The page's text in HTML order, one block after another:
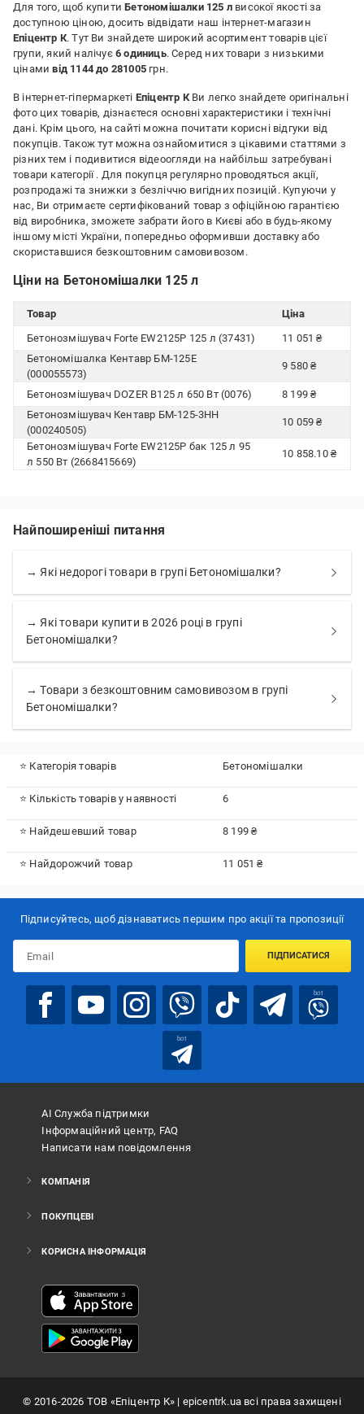
Для того, щоб купитиБетономішалки 125 л високої якості за
доступною ціною, досить відвідати наш інтернет-магазин
Епіцентр К. Тут Ви знайдете широкий асортимент товарів цієї
групи, який налічує 6 одиниць. Серед них товари з низькими
цінамивід 1144 до 281005 грн.
В інтернет-гіпермаркеті Епіцентр КВи легко знайдете оригінальні
фото цих товарів, дізнаєтеся основні характеристики і технічні
дані. Крім цього, на сайті можна почитати корисні відгуки від
покупців. Також тут можна ознайомитися з цікавими статтями з
різних тем і подивитися відеоогляди на найбільш затребувані
товари категорії . Для покупця регулярно проводяться акції,
розпродажі та знижки з безліччю вигідних позицій. Купуючи у
нас, Ви отримаєте сертифікований товар з офіційною гарантією
від виробника, зможете забрати його в Києві або в будь-якому
іншому місті України, попередньо оформивши доставку або
скориставшися безкоштовним самовивозом.
Ціни на Бетономішалки 125 л
Товар
Ціна
Бетонозмішувач Forte EW2125P 125 л (37431)
11 051 ₴
Бетономішалка Кентавр БМ-125Е
(000055573)
9 580 ₴
Бетонозмішувач DOZER В125 л 650 Вт (0076)
8 199 ₴
Бетонозмішувач Кентавр БМ-125-3НН
(000240505)
10 059 ₴
Бетонозмішувач Forte EW2125P бак 125 л 95
л 550 Вт (2668415669)
10 858.10 ₴
Найпоширеніші питання
→ Які недорогі товари в групі Бетономішалки?
→ Які товари купити в 2026 році в групі
Бетономішалки?
→ Товари з безкоштовним самовивозом в групі
Бетономішалки?
⭐ Категорія товарів Бетономішалки
⭐ Кількість товарів у наявності 6
⭐ Найдешевший товар 8 199 ₴
⭐ Найдорожчий товар 11 051 ₴
Підписуйтесь, щоб дізнаватись першим про акції та пропозиції
ПІДПИСАТИСЯ
bot
bot
АІ Служба підтримки
Інформаційний центр, FAQ
Написати нам повідомлення
КОМПАНІЯ
ПОКУПЦЕВІ
КОРИСНА ІНФОРМАЦІЯ
© 2016-2026 ТОВ «Епіцентр К»| epicentrk.ua всі права захищені